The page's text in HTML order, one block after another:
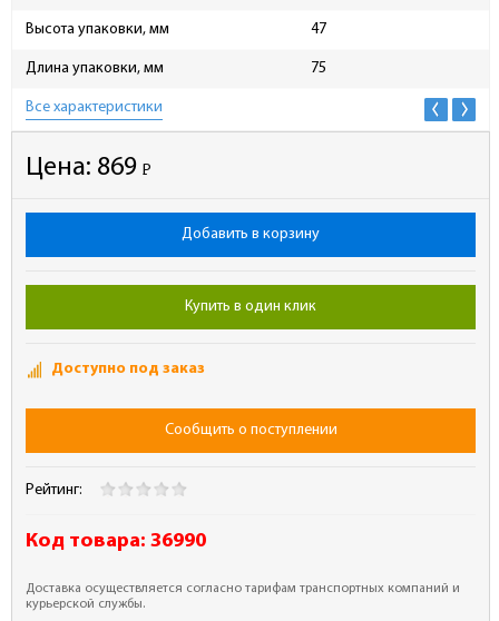
Высота упаковки, мм 47
Длина упаковки, мм 75
Все характеристики
Цена: 869 Р
-
Добавить в корзину
Купить в один клик
Доступно под заказ
Сообщить о поступлении
Рейтинг:
Код товара: 36990
Доставка осуществляется согласно тарифам транспортных компаний и
курьерской службы.